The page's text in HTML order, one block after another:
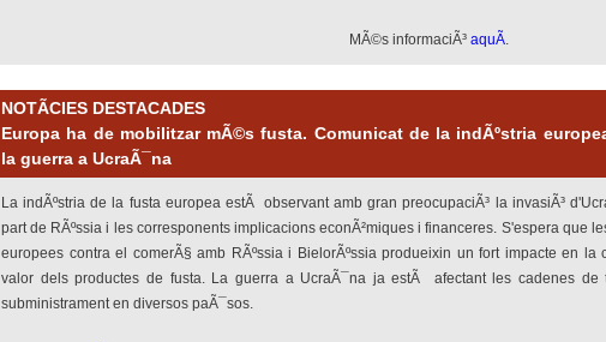
MÃ©s informaciÃ³ aquÃ­.
NOTÃCIES DESTACADES
Europa ha de mobilitzar mÃ©s fusta. Comunicat de la indÃºstria
la guerra a UcraÃ¯na
La indÃºstria de la fusta europea estÃ observant amb gran preocupaciÃ³ la invasiÃ³
part de RÃºssia i les corresponents implicacions econÃ²miques i financeres. S'espera que
europees contra el comerÃ§ amb RÃºssia i BielorÃºssia produeixin un fort impacte en la
valor dels productes de fusta. La guerra a UcraÃ¯na ja estÃ afectant les cadenes de
subministrament en diversos paÃ¯sos.